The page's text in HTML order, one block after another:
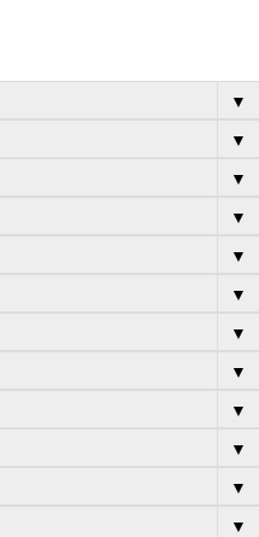
▼
▼
▼
▼
▼
▼
▼
▼
▼
▼
▼
▼